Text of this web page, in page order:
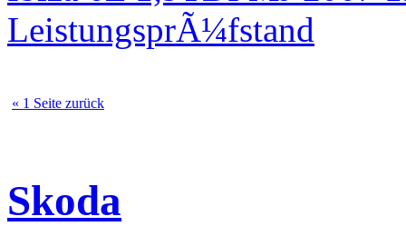
LeistungsprÃ¼fstand
« 1 Seite zurück
Skoda